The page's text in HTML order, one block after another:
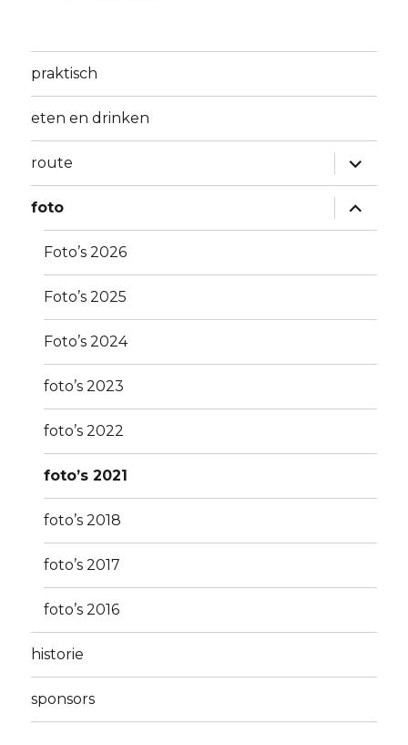
praktisch
eten en drinken
route
Alles
foto
Alles
Foto’s 2026
Foto’s 2025
Foto’s 2024
foto’s 2023
foto’s 2022
foto’s 2021
foto’s 2018
foto’s 2017
foto’s 2016
historie
sponsors